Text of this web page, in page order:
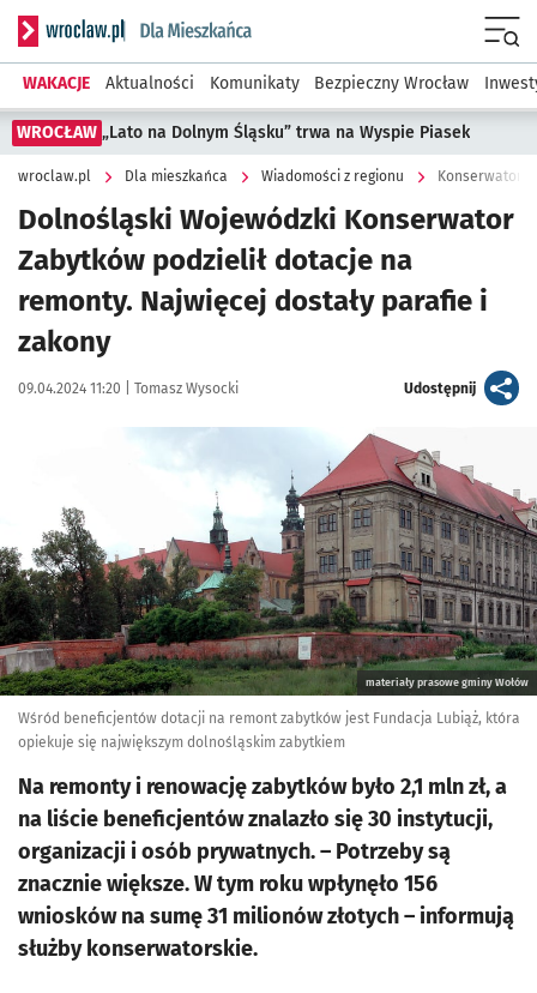
Serwis informacyjny wroclaw.pl podserwis: Dla mieszkańca
WAKACJE Aktualności Komunikaty Bezpieczny Wrocław
WROCŁAW „Lato na Dolnym Śląsku” trwa na Wyspie Piasek
wroclaw.pl Dla mieszkańca Wiadomości z regionu Konserwator
Dolnośląski Wojewódzki Konserwator
Zabytków podzielił dotacje na
remonty. Najwięcej dostały parafie i
zakony
Data publikacji:
09.04.2024 11:20 | Autor:
Tomasz Wysocki Udostępnijartykuł
Kliknij, aby powiększyć
materiały prasowe gminy Wołów
Wśród beneficjentów dotacji na remont zabytków jest Fundacja Lubiąż, która
opiekuje się największym dolnośląskim zabytkiem
Na remonty i renowację zabytków było 2,1 mln zł, a
na liście beneficjentów znalazło się 30 instytucji,
organizacji i osób prywatnych. – Potrzeby są
znacznie większe. W tym roku wpłynęło 156
wniosków na sumę 31 milionów złotych – informują
służby konserwatorskie.